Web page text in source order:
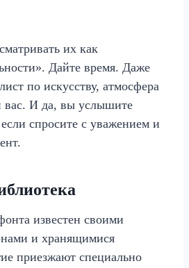
их как
Дайте время. Даже
по искусству, атмосфера
вас. И да, вы услышите
спросите с уважением и
известен своими
и хранящимися
приезжают специально